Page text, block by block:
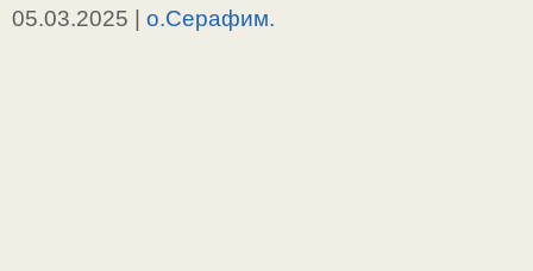
05.03.2025 | о.Серафим.